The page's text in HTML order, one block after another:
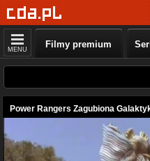
MENU Filmy premium
Power Rangers Zagubiona